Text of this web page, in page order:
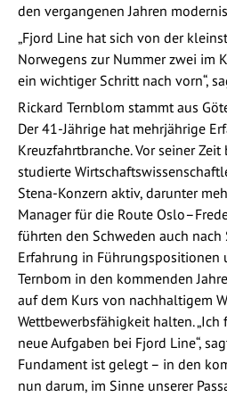
den vergangenen Jahren
„Fjord Line hat sich von der
Norwegens zur Nummer zwei im
ein wichtiger Schritt nach vorn“,
Rickard Ternblom stammt aus
Der 41-Jährige hat mehrjährige
Kreuzfahrtbranche. Vor seiner
studierte
Stena-Konzern aktiv, darunter
Manager für die Route
führten den Schweden auch nach
Erfahrung in
Ternbom in den kommenden
auf dem Kurs von nachhaltigem
Wettbewerbsfähigkeit halten.
neue Aufgaben bei Fjord Line“,
Fundament ist gelegt – in den
nun darum, im Sinne unserer